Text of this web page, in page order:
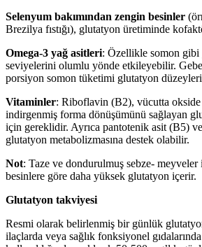
Selenyum bakımından zengin besinler
Brezilya fıstığı), glutatyon üretiminde
Omega-3 yağ asitleri: Özellikle somon gibi
seviyelerini olumlu yönde etkileyebilir.
porsiyon somon tüketimi glutatyon
Vitaminler: Riboflavin (B2), vücutta
indirgenmiş forma dönüşümünü sağlayan
için gereklidir. Ayrıca pantotenik asit (B5)
glutatyon metabolizmasına destek olabilir.
Not: Taze ve dondurulmuş sebze-
besinlere göre daha yüksek glutatyon içerir.
Glutatyon takviyesi
Resmi olarak belirlenmiş bir günlük
ilaçlarda veya sağlık fonksiyonel